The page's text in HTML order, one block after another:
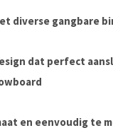
diverse gangbare
dat perfect
en eenvoudig te